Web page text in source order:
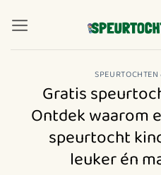
naar
inhoud
Gratis
Ontdek waarom
speurtocht
leuker én